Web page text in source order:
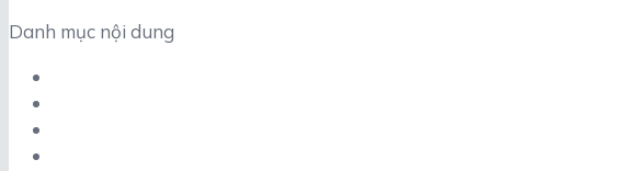
Danh mục nội dung